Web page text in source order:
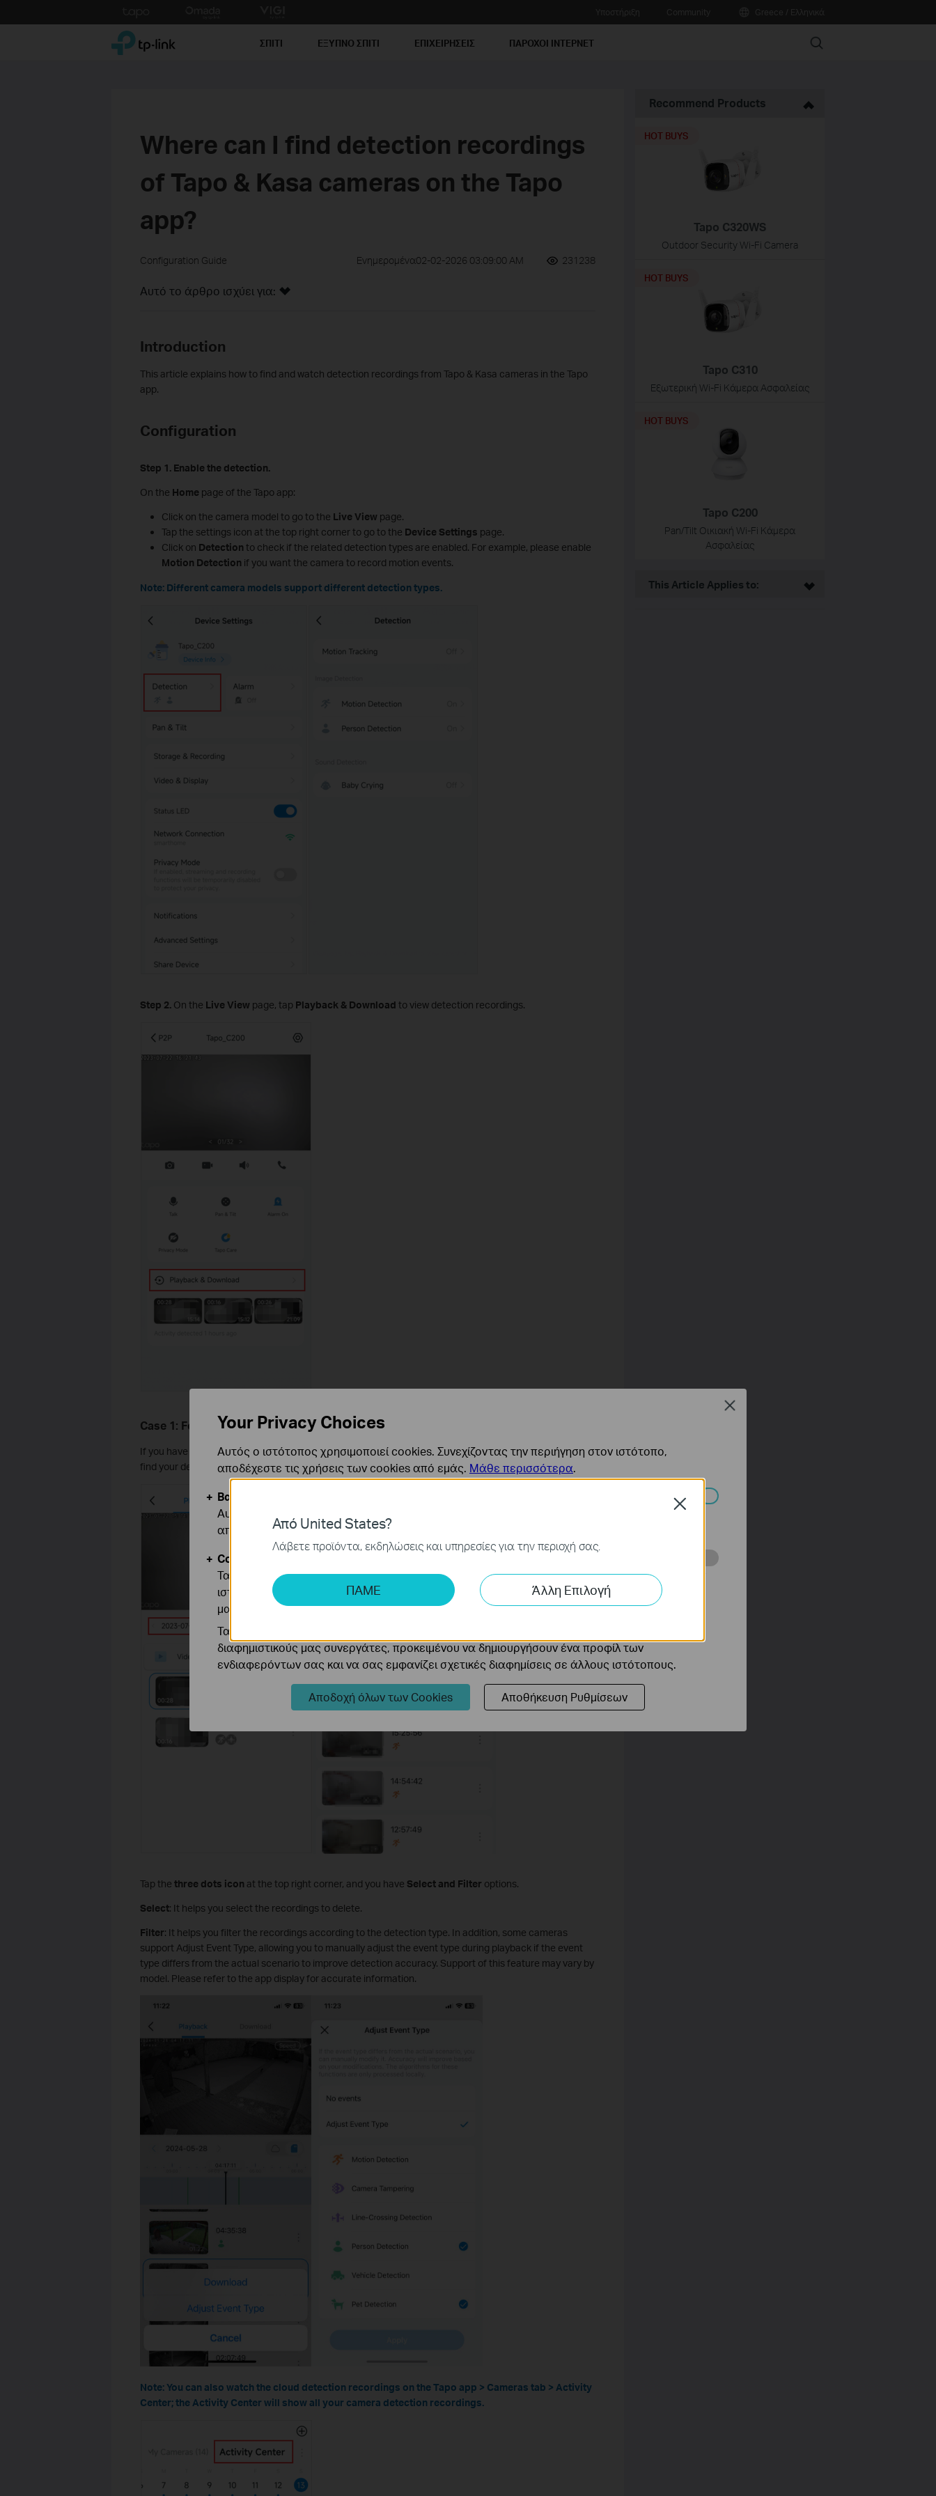
to
TP-Link, Reliably Smart ΣΠΙΤΙ ΕΞΥΠΝΟ ΣΠΙΤΙ ΕΠΙΧΕΙΡΗΣΕΙΣ ΠΑΡΟΧΟΙ ΙΝΤΕΡΝΕΤ Search
Where can I find detection recordings
of Tapo & Kasa cameras on the Tapo
app?
Configuration Guide Ενημερομένα02-02-2026 03:09:00 AM 231238
Αυτό το άρθρο ισχύει για:
Introduction
This article explains how to find and watch detection recordings from Tapo & Kasa cameras in the Tapo
app.
Configuration
Step 1. Enable the detection.
On the Homepage of the Tapo app:
Click on the camera model to go to the Live View page.
Tap the settings icon at the top right corner to go to the Device Settings page.
Click on Detection to check if the related detection types are enabled. For example, please enable
Motion Detection if you want the camera to record motion events.
Note: Different camera models support different detection types.
Step 2. On the Live View page, tap Playback & Download to view detection recordings.
Case 1: For Cloud Videos
If you have subscribed to theTapo/Kasa Careservice, please tap theCloudicon and select thedateto
find your desired detection recordings.
Tap the three dots icon at the top right corner, and you have Select and Filter options.
Select: It helps you select the recordings to delete.
Filter: It helps you filter the recordings according to the detection type. In addition, some cameras
support Adjust Event Type, allowing you to manually adjust the event type during playback if the event
type differs from the actual scenario to improve detection accuracy. Support of this feature may vary by
model. Please refer to the app display for accurate information.
Note: You can also watch the cloud detection recordings on the Tapo app > Cameras tab > Activity
Center; the Activity Center will show all your camera detection recordings.
Recommend Products
Tapo C320WS
Outdoor Security Wi-Fi Camera
HOT BUYS
Tapo C310
Εξωτερική Wi-Fi Κάμερα Ασφαλείας
HOT BUYS
Tapo C200
Pan/Tilt Οικιακή Wi-Fi Κάμερα
Ασφαλείας
HOT BUYS
This Article Applies to:
Από United States?
Λάβετε προϊόντα, εκδηλώσεις και υπηρεσίες για την περιοχή σας.
ΠΑΜΕ Άλλη Επιλογή
Close
Your Privacy Choices
Αυτός ο ιστότοπος χρησιμοποιεί cookies. Συνεχίζοντας την περιήγηση στον ιστότοπο,
αποδέχεστε τις χρήσεις των cookies από εμάς. Μάθε περισσότερα.
Βασικά Cookies
Αυτά τα cookie είναι απαραίτητα για τη λειτουργία του ιστότοπου και δεν μπορούν να
απενεργοποιηθούν στα συστήματά σας.
Cookies Ανάλυσης και Μάρκετινγκ
Τα cookie ανάλυσης μας δίνουν τη δυνατότητα να αναλύσουμε τις δραστηριότητές σας στον
ιστότοπό μας για να βελτιώσουμε και να προσαρμόσουμε τη λειτουργικότητα του ιστότοπού
μας.
Τα διαφημιστικά cookie μπορούν να ρυθμιστούν μέσω του ιστότοπού μας από τους
διαφημιστικούς μας συνεργάτες, προκειμένου να δημιουργήσουν ένα προφίλ των
ενδιαφερόντων σας και να σας εμφανίζει σχετικές διαφημίσεις σε άλλους ιστότοπους.
Αποδοχή όλων των Cookies Αποθήκευση Ρυθμίσεων
Close